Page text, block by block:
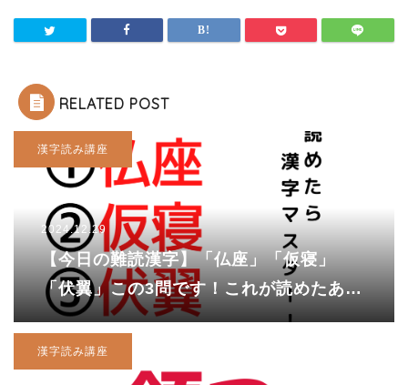
RELATED POST
漢字読み講座
2024.12.29
【今日の難読漢字】「仏座」「仮寝」
「伏翼」この3問です！これが読めたあな
たは漢字マスター！
漢字読み講座